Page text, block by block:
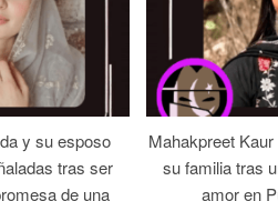
y su esposo
tras ser
de una
Mahakpreet
su familia tras
amor en